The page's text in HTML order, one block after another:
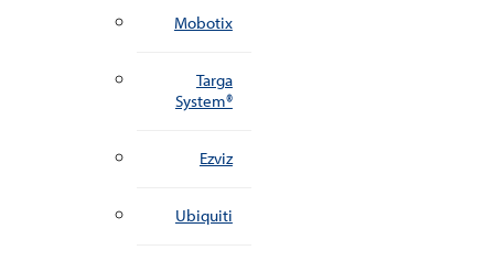
Mobotix
Targa
System®
Ezviz
Ubiquiti